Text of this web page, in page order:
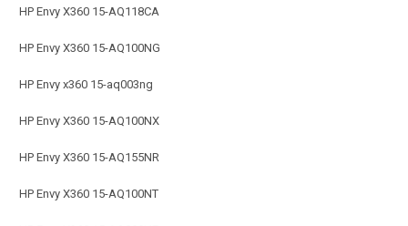
HP Envy X360 15-AQ118CA
HP Envy X360 15-AQ100NG
HP Envy x360 15-aq003ng
HP Envy X360 15-AQ100NX
HP Envy X360 15-AQ155NR
HP Envy X360 15-AQ100NT